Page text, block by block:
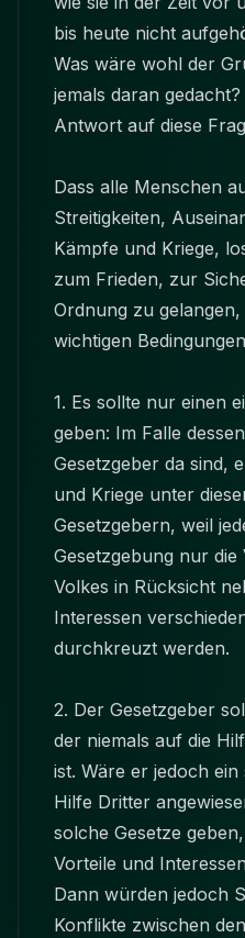
bis heute nicht
Was wäre wohl der
jemals daran
Antwort auf diese
Dass alle Menschen
Streitigkeiten,
Kämpfe und Kriege,
zum Frieden, zur
Ordnung zu
wichtigen
1. Es sollte nur einen
geben: Im Falle
Gesetzgeber da sind,
und Kriege unter
Gesetzgebern, weil
Gesetzgebung nur die
Volkes in Rücksicht
Interessen
durchkreuzt werden.
2. Der Gesetzgeber
der niemals auf die
ist. Wäre er jedoch
Hilfe Dritter
solche Gesetze
Vorteile und
Dann würden jedoch
Konflikte zwischen